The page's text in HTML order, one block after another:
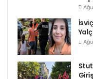
açıdan
tartışır.
konu,
gözünde